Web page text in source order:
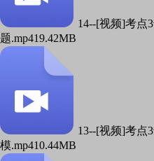
14--[视频]考点
题.mp419.42MB
13--[视频]考点
模.mp410.44MB